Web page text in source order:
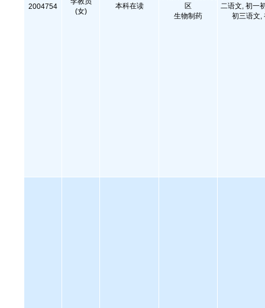
2004754
(女)
本科在读
区
生物制药
二语文, 初一
初三语文,